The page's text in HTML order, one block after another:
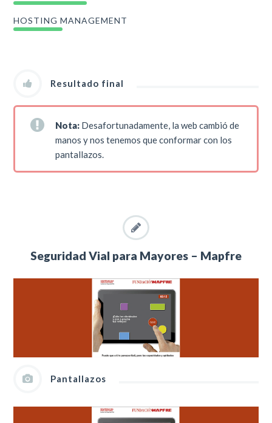
HOSTING MANAGEMENT
Resultado final
Nota: Desafortunadamente, la web cambió de
manos y nos tenemos que conformar con los
pantallazos.
Seguridad Vial para Mayores – Mapfre
Pantallazos